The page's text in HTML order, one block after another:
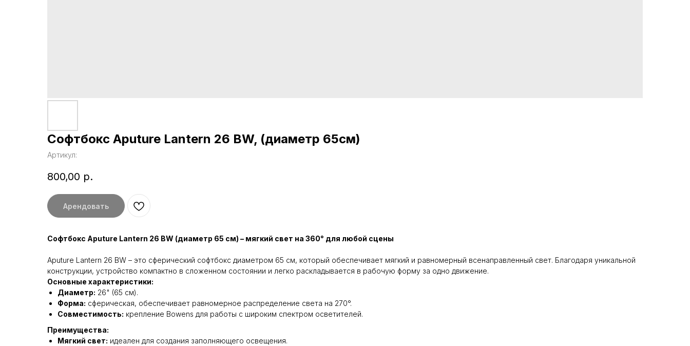
Софтбокс Aputure Lantern 26 BW, (диаметр 65см)
Артикул:
800,00 р.
Арендовать
Софтбокс Aputure Lantern 26 BW (диаметр 65 см) – мягкий свет на 360° для любой сцены
Aputure Lantern 26 BW – это сферический софтбокс диаметром 65 см, который обеспечивает мягкий и равномерный всенаправленный свет. Благодаря уникальной
конструкции, устройство компактно в сложенном состоянии и легко раскладывается в рабочую форму за одно движение.
Основные характеристики:
Диаметр: 26" (65 см).
Форма: сферическая, обеспечивает равномерное распределение света на 270°.
Совместимость: крепление Bowens для работы с широким спектром осветителей.
Преимущества:
Мягкий свет: идеален для создания заполняющего освещения.